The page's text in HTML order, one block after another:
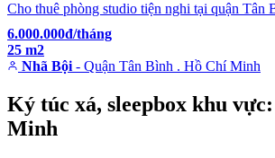
Cho thuê phòng studio tiện nghi tại quận
6.000.000đ/tháng
25 m2
Nhã Bội- Quận Tân Bình . Hồ Chí Minh
Ký túc xá, sleepbox khu
Minh